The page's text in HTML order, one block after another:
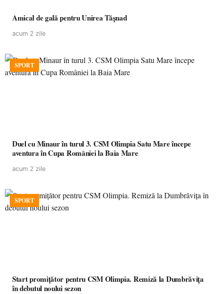
Amical de gală pentru Unirea Tășnad
acum 2 zile
SPORT
Duel cu Minaur în turul 3. CSM Olimpia Satu Mare începe
aventura în Cupa României la Baia Mare
acum 2 zile
SPORT
Start promițător pentru CSM Olimpia. Remiză la Dumbrăvița
în debutul noului sezon